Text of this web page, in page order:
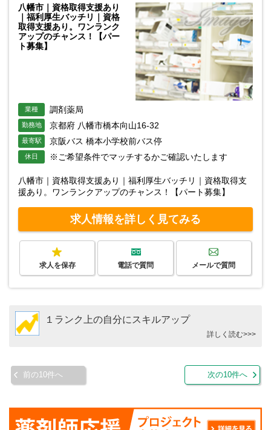
八幡市｜資格取得支援あり
｜福利厚生バッチリ｜資格
取得支援あり。ワンランク
アップのチャンス！【パー
ト募集】
業種 調剤薬局
勤務地 京都府 八幡市橋本向山16-32
最寄駅 京阪バス 橋本小学校前バス停
休日 ※ご希望条件でマッチするかご確認いたします
八幡市｜資格取得支援あり｜福利厚生バッチリ｜資格取得支
援あり。ワンランクアップのチャンス！【パート募集】
求人情報を詳しく見てみる
求人を保存 電話で質問 メールで質問
１ランク上の自分にスキルアップ
詳しく読む>>>
前の10件へ 次の10件へ